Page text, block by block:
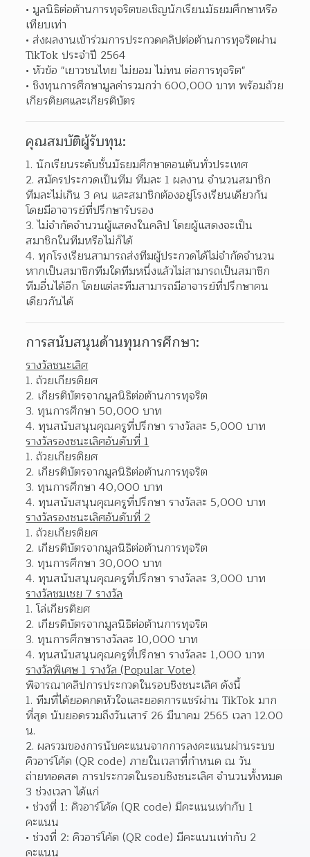
มูลนิธิต่อต้านการทุจริตขอเชิญนักเรียนมัธยมศึกษาหรือ
เทียบเท่า
ส่งผลงานเข้าร่วมการประกวดคลิปต่อต้านการทุจริตผ่าน
TikTok ประจำปี 2564
หัวข้อ "เยาวชนไทย ไม่ยอม ไม่ทน ต่อการทุจริต"
ชิงทุนการศึกษามูลค่ารวมกว่า 600,000 บาท พร้อมถ้วย
เกียรติยศและเกียรติบัตร
คุณสมบัติผู้รับทุน:
นักเรียนระดับชั้นมัธยมศึกษาตอนต้นทั่วประเทศ
สมัครประกวดเป็นทีม ทีมละ 1 ผลงาน จำนวนสมาชิก
ทีมละไม่เกิน 3 คน และสมาชิกต้องอยู่โรงเรียนเดียวกัน
โดยมีอาจารย์ที่ปรึกษารับรอง
ไม่จำกัดจำนวนผู้แสดงในคลิป โดยผู้แสดงจะเป็น
สมาชิกในทีมหรือไม่ก็ได้
ทุกโรงเรียนสามารถส่งทีมผู้ประกวดได้ไม่จำกัดจำนวน
หากเป็นสมาชิกทีมใดทีมหนึ่งแล้วไม่สามารถเป็นสมาชิก
ทีมอื่นได้อีก โดยแต่ละทีมสามารถมีอาจารย์ที่ปรึกษาคน
เดียวกันได้
การสนับสนุนด้านทุนการศึกษา:
รางวัลชนะเลิศ
ถ้วยเกียรติยศ
เกียรติบัตรจากมูลนิธิต่อต้านการทุจริต
ทุนการศึกษา 50,000 บาท
ทุนสนับสนุนคุณครูที่ปรึกษา รางวัลละ 5,000 บาท
รางวัลรองชนะเลิศอันดับที่ 1
ถ้วยเกียรติยศ
เกียรติบัตรจากมูลนิธิต่อต้านการทุจริต
ทุนการศึกษา 40,000 บาท
ทุนสนับสนุนคุณครูที่ปรึกษา รางวัลละ 5,000 บาท
รางวัลรองชนะเลิศอันดับที่ 2
ถ้วยเกียรติยศ
เกียรติบัตรจากมูลนิธิต่อต้านการทุจริต
ทุนการศึกษา 30,000 บาท
ทุนสนับสนุนคุณครูที่ปรึกษา รางวัลละ 3,000 บาท
รางวัลชมเชย 7 รางวัล
โล่เกียรติยศ
เกียรติบัตรจากมูลนิธิต่อต้านการทุจริต
ทุนการศึกษารางวัลละ 10,000 บาท
ทุนสนับสนุนคุณครูที่ปรึกษา รางวัลละ 1,000 บาท
รางวัลพิเศษ 1 รางวัล (Popular Vote)
พิจารณาคลิปการประกวดในรอบชิงชนะเลิศ ดังนี้
ทีมที่ได้ยอดกดหัวใจและยอดการแชร์ผ่าน TikTok มาก
ที่สุด นับยอดรวมถึงวันเสาร์ 26 มีนาคม 2565 เวลา 12.00
น.
ผลรวมของการนับคะแนนจากการลงคะแนนผ่านระบบ
คิวอาร์โค้ด (QR code) ภายในเวลาที่กำหนด ณ วัน
ถ่ายทอดสด การประกวดในรอบชิงชนะเลิศ จำนวนทั้งหมด
3 ช่วงเวลา ได้แก่
ช่วงที่ 1: คิวอาร์โค้ด (QR code) มีคะแนนเท่ากับ 1
คะแนน
ช่วงที่ 2: คิวอาร์โค้ด (QR code) มีคะแนนเท่ากับ 2
คะแนน